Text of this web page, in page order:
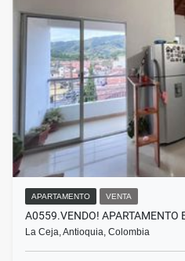
APARTAMENTO VENTA
A0559.VENDO! APARTAMENTO
La Ceja, Antioquia, Colombia